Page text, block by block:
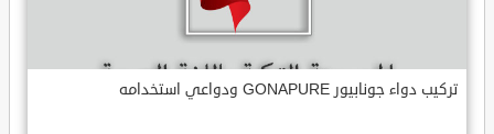
تركيب دواء جونابيور GONAPURE ودواعي استخدامه